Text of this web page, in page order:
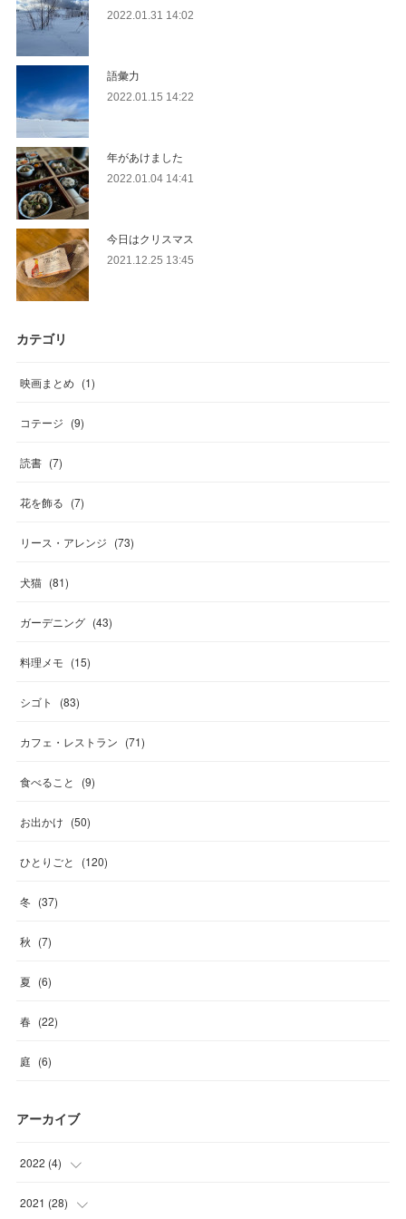
2022.01.31 14:02
語彙力
2022.01.15 14:22
年があけました
2022.01.04 14:41
今日はクリスマス
2021.12.25 13:45
カテゴリ
映画まとめ (1)
コテージ (9)
読書 (7)
花を飾る (7)
リース・アレンジ (73)
犬猫 (81)
ガーデニング (43)
料理メモ (15)
シゴト (83)
カフェ・レストラン (71)
食べること (9)
お出かけ (50)
ひとりごと (120)
冬 (37)
秋 (7)
夏 (6)
春 (22)
庭 (6)
アーカイブ
2022 (4)
(1
2021 (28)